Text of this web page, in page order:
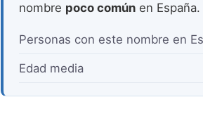
nombre poco común en España.
Personas con este nombre en
Edad media